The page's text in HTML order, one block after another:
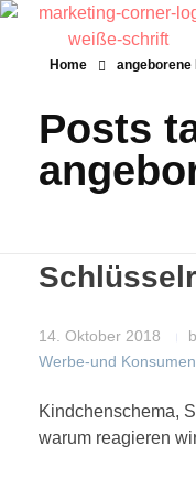
Home angeborene
Posts
14. Oktober 2018
Werbe-und
Kindchenschema,
warum reagieren